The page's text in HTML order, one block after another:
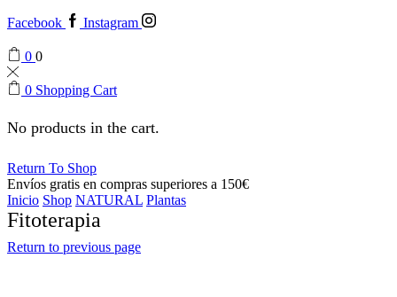
Facebook Instagram
0 0
0 Shopping Cart
No products in the cart.
Return To Shop
Envíos gratis en compras superiores a 150€
Inicio Shop NATURAL Plantas
Fitoterapia
Return to previous page